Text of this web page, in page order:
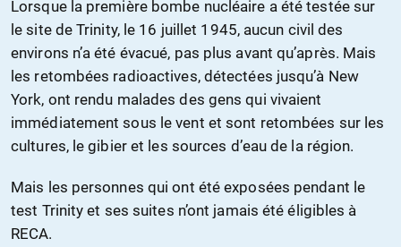
Lorsque la première bombe nucléaire a été testée sur
le site de Trinity, le 16 juillet 1945, aucun civil des
environs n’a été évacué, pas plus avant qu’après. Mais
les retombées radioactives, détectées jusqu’à New
York, ont rendu malades des gens qui vivaient
immédiatement sous le vent et sont retombées sur les
cultures, le gibier et les sources d’eau de la région.
Mais les personnes qui ont été exposées pendant le
test Trinity et ses suites n’ont jamais été éligibles à
RECA.